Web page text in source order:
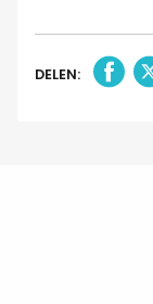
DELEN: